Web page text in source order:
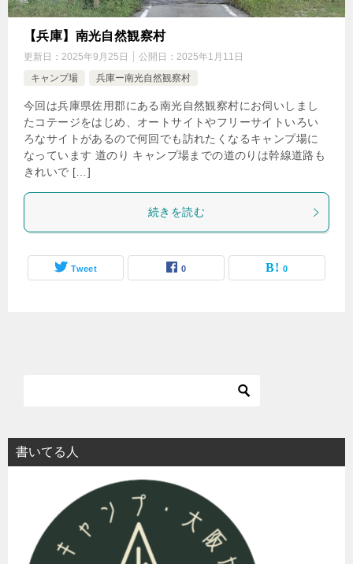
【兵庫】南光自然観察村
更新日： 2025年9月25日 公開日： 2025年1月11日
キャンプ場
兵庫ー南光自然観察村
今回は兵庫県佐用郡にある南光自然観察村にお伺いしまし
たコテージをはじめ、オートサイトやフリーサイトいろい
ろなサイトがあるので何回でも訪れたくなるキャンプ場に
なっています 道のり キャンプ場までの道のりは幹線道路も
きれいで […]
続きを読む
Tweet 0 0
書いてる人